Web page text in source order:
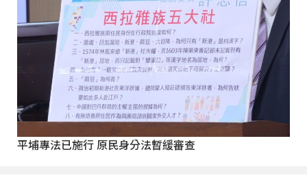
平埔專法已施行 原民身分法暫緩審查